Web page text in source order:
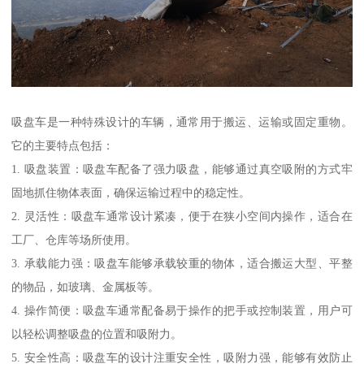
吸盘车是一种特殊设计的车辆，通常用于搬运、运输或固定重物。
它的主要特点包括：
1. 吸盘装置：吸盘车配备了强力吸盘，能够通过真空吸附的方式牢
固地抓住物体表面，确保运输过程中的稳定性。
2. 灵活性：吸盘车通常设计紧凑，便于在狭小空间内操作，适合在
工厂、仓库等场所使用。
3. 承载能力强：吸盘车能够承载较重的物体，适合搬运大型、平整
的物品，如玻璃、金属板等。
4. 操作简便：吸盘车通常配备易于操作的把手或控制装置，用户可
以轻松调整吸盘的位置和吸附力。
5. 安全性高：吸盘车的设计注重安全性，吸附力强，能够有效防止